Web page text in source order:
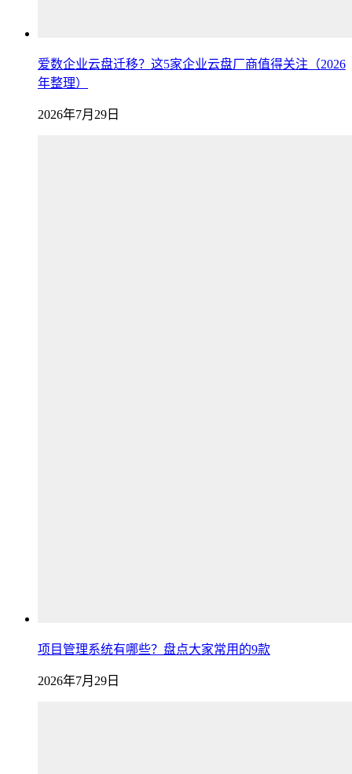
爱数企业云盘迁移？这5家企业云盘厂商值得关注（2026
年整理）
2026年7月29日
项目管理系统有哪些？盘点大家常用的9款
2026年7月29日